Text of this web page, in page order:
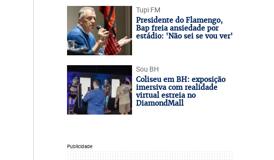
Tupi FM
Presidente do Flamengo,
Bap freia ansiedade por
estádio: 'Não sei se vou ver'
Sou BH
Coliseu em BH: exposição
imersiva com realidade
virtual estreia no
DiamondMall
Publicidade